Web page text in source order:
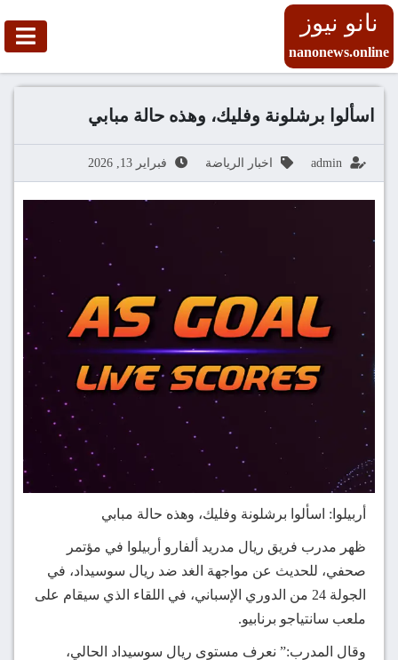
نانو نيوز
nanonews.online
اسألوا برشلونة وفليك، وهذه حالة مبابي
admin اخبار الرياضة فبراير 13, 2026
أربيلوا: اسألوا برشلونة وفليك، وهذه حالة مبابي
ظهر مدرب فريق ريال مدريد ألفارو أربيلوا في مؤتمر
صحفي، للحديث عن مواجهة الغد ضد ريال سوسيداد، في
الجولة 24 من الدوري الإسباني، في اللقاء الذي سيقام على
ملعب سانتياجو برنابيو.
وقال المدرب:” نعرف مستوى ريال سوسيداد الحالي،